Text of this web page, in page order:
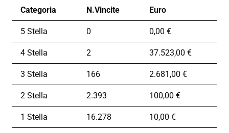
Categoria N.Vincite Euro
5 Stella 0 0,00 €
4 Stella 2 37.523,00 €
3 Stella 166 2.681,00 €
2 Stella 2.393 100,00 €
1 Stella 16.278 10,00 €